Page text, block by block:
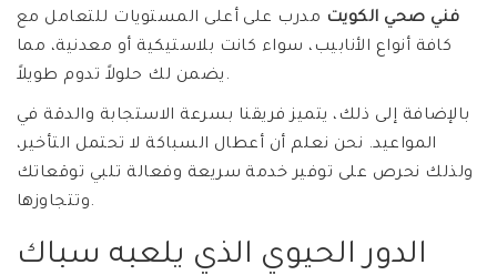
فني صحي الكويت مدرب على أعلى المستويات للتعامل مع
كافة أنواع الأنابيب، سواء كانت بلاستيكية أو معدنية، مما
يضمن لك حلولاً تدوم طويلاً.
بالإضافة إلى ذلك، يتميز فريقنا بسرعة الاستجابة والدقة في
المواعيد. نحن نعلم أن أعطال السباكة لا تحتمل التأخير،
ولذلك نحرص على توفير خدمة سريعة وفعالة تلبي توقعاتك
وتتجاوزها.
الدور الحيوي الذي يلعبه سباك